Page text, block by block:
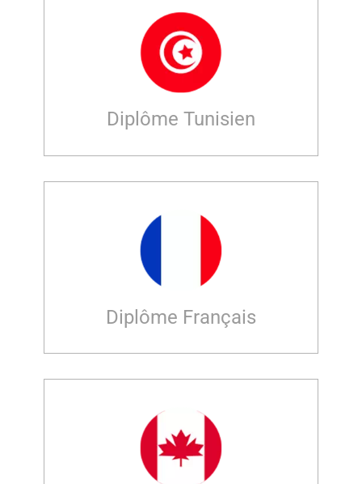
Diplôme Tunisien
Diplôme Français